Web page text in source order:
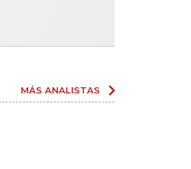
MÁS ANALISTAS